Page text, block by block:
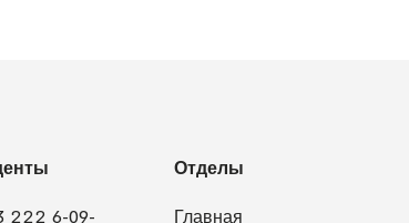
222 6-09-
Отделы
Главная